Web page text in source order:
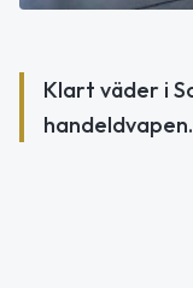
Klart väder i